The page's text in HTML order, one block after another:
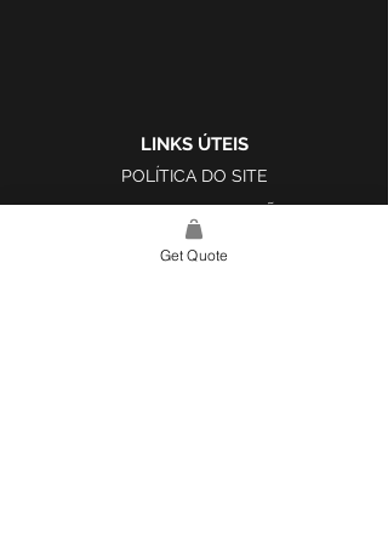
LINKS ÚTEIS
POLÍTICA DO SITE
Get Quote